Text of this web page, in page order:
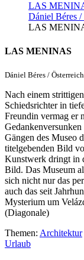
LAS
Dániel Béres
LAS
LAS MENINAS
Dániel Béres /
Nach einem
Schiedsrichter in
Freundin vermag er
Gängen des Museo
titelgebenden Bild
Kunstwerk dringt in
Bild. Das Museum
sich nicht nur das
auch das seit
Mysterium um
(Diagonale)
Themen: Architektur
Urlaub